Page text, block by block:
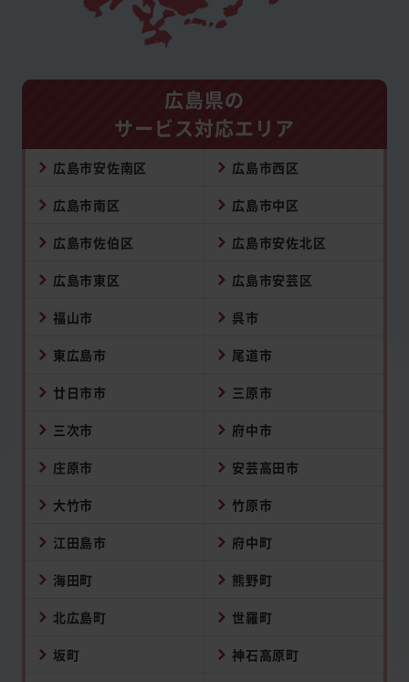
広島県の
サービス対応エリア
広島市安佐南区 広島市西区
広島市南区 広島市中区
広島市佐伯区 広島市安佐北区
広島市東区 広島市安芸区
福山市 呉市
東広島市 尾道市
廿日市市 三原市
三次市 府中市
庄原市 安芸高田市
大竹市 竹原市
江田島市 府中町
海田町 熊野町
北広島町 世羅町
坂町 神石高原町